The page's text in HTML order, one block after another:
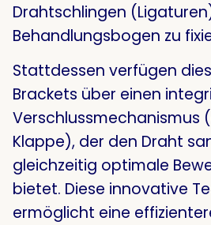
Drahtschlingen
Behandlungsbogen zu
Stattdessen verfügen
Brackets über einen
Verschlussmechanismus
Klappe), der den Draht
gleichzeitig optimale
bietet. Diese innovative
ermöglicht eine